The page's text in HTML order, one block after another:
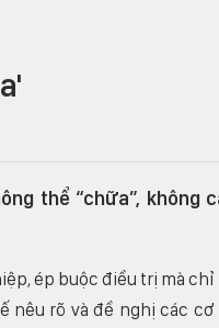
thể “chữa”, không
ép buộc điều trị mà chỉ
nêu rõ và đề nghị các cơ